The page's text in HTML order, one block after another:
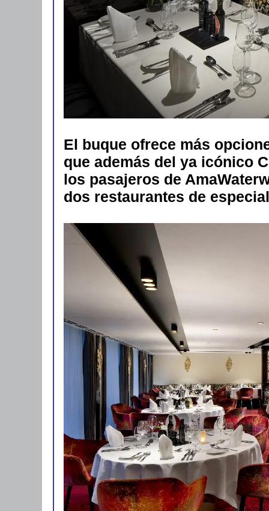
El buque ofrece más
que además del ya icónico
los pasajeros de
dos restaurantes de